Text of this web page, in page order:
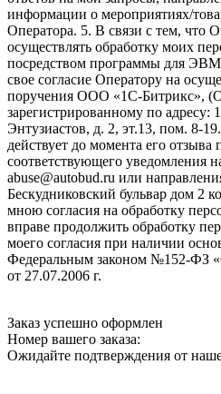
информации о мероприятиях/
Оператора. 5. В связи с тем, что
осуществлять обработку моих
посредством программы для
свое согласие Оператору на
поручения ООО «1С-Битрикс»,
зарегистрированному по адресу:
Энтузиастов, д. 2, эт.13, пом. 8-
действует до момента его отзыва
соответствующего уведомления
abuse@autobud.ru или
Бескудниковский бульвар дом 2
мною согласия на обработку
вправе продолжить обработку
моего согласия при наличии
Федеральным законом №152-ФЗ
от 27.07.2006 г.
Заказ успешно оформлен
Номер вашего заказа:
Ожидайте подтверждения от